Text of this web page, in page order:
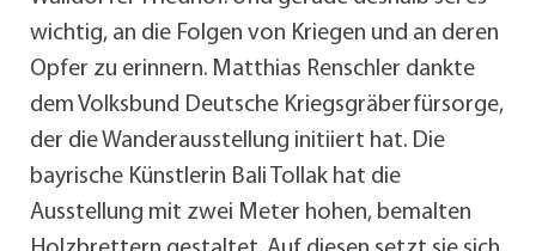
wichtig, an die Folgen von Kriegen und an deren
Opfer zu erinnern. Matthias Renschler dankte
dem Volksbund Deutsche Kriegsgräberfürsorge,
der die Wanderausstellung initiiert hat. Die
bayrische Künstlerin Bali Tollak hat die
Ausstellung mit zwei Meter hohen, bemalten